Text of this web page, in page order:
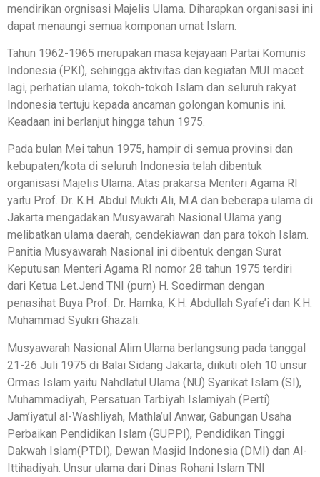
mendirikan orgnisasi Majelis Ulama. Diharapkan organisasi ini
dapat menaungi semua komponan umat Islam.
Tahun 1962-1965 merupakan masa kejayaan Partai Komunis
Indonesia (PKI), sehingga aktivitas dan kegiatan MUI macet
lagi, perhatian ulama, tokoh-tokoh Islam dan seluruh rakyat
Indonesia tertuju kepada ancaman golongan komunis ini.
Keadaan ini berlanjut hingga tahun 1975.
Pada bulan Mei tahun 1975, hampir di semua provinsi dan
kebupaten/kota di seluruh Indonesia telah dibentuk
organisasi Majelis Ulama. Atas prakarsa Menteri Agama RI
yaitu Prof. Dr. K.H. Abdul Mukti Ali, M.A dan beberapa ulama di
Jakarta mengadakan Musyawarah Nasional Ulama yang
melibatkan ulama daerah, cendekiawan dan para tokoh Islam.
Panitia Musyawarah Nasional ini dibentuk dengan Surat
Keputusan Menteri Agama RI nomor 28 tahun 1975 terdiri
dari Ketua Let.Jend TNI (purn) H. Soedirman dengan
penasihat Buya Prof. Dr. Hamka, K.H. Abdullah Syafe’i dan K.H.
Muhammad Syukri Ghazali.
Musyawarah Nasional Alim Ulama berlangsung pada tanggal
21-26 Juli 1975 di Balai Sidang Jakarta, diikuti oleh 10 unsur
Ormas Islam yaitu Nahdlatul Ulama (NU) Syarikat Islam (SI),
Muhammadiyah, Persatuan Tarbiyah Islamiyah (Perti)
Jam’iyatul al-Washliyah, Mathla’ul Anwar, Gabungan Usaha
Perbaikan Pendidikan Islam (GUPPI), Pendidikan Tinggi
Dakwah Islam(PTDI), Dewan Masjid Indonesia (DMI) dan Al-
Ittihadiyah. Unsur ulama dari Dinas Rohani Islam TNI